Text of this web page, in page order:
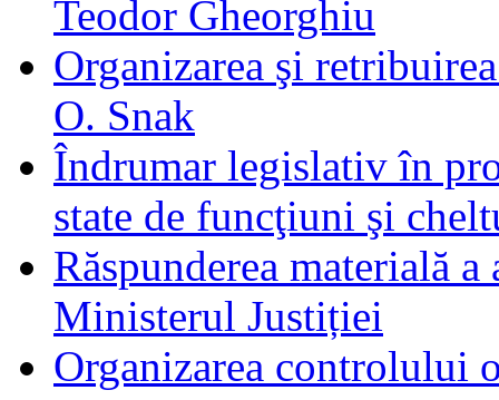
Teodor Gheorghiu
Organizarea şi
O. Snak
Îndrumar legislativ în
state de funcţiuni şi
Răspunderea materială
Ministerul Justiției
Organizarea controlului